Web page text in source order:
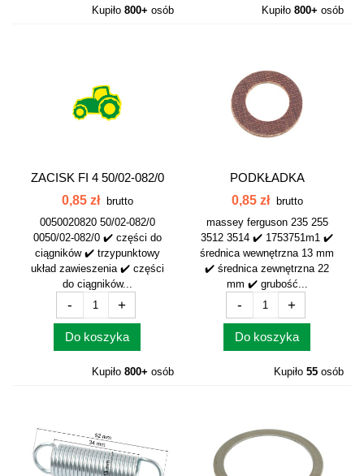
Kupiło 800+ osób Kupiło 800+ osób
ZACISK FI 4 50/02-082/0
50020820...
0,85 zł brutto
0050020820 50/02-082/0
0050/02-082/0 ✔️ części do
ciągników ✔️ trzypunktowy
układ zawieszenia ✔️ części
do ciągników...
- +
Do koszyka
Kupiło 800+ osób
PODKŁADKA
IZOLACYJNA SPRĘŻYNY
0,85 zł brutto
massey ferguson 235 255
3512 3514 ✔️ 1753751m1 ✔️
średnica wewnętrzna 13 mm
✔️ średnica zewnętrzna 22
mm ✔️ grubość...
- +
Do koszyka
Kupiło 55 osób